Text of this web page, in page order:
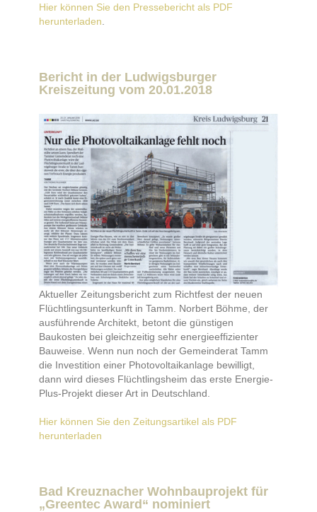
Hier können Sie den Pressebericht als PDF
herunterladen
Bericht in der Ludwigsburger
Kreiszeitung vom 20.01.2018
Aktueller Zeitungsbericht zum Richtfest der neuen
Flüchtlingsunterkunft in Tamm. Norbert Böhme, der
ausführende Architekt, betont die günstigen
Baukosten bei gleichzeitig sehr energieeffizienter
Bauweise. Wenn nun noch der Gemeinderat Tamm
die Investition einer Photovoltaikanlage bewilligt,
dann wird dieses Flüchtlingsheim das erste Energie-
Plus-Projekt dieser Art in Deutschland.
Hier können Sie den Zeitungsartikel als PDF
herunterladen
Bad Kreuznacher Wohnbauprojekt für
„Greentec Award“ nominiert